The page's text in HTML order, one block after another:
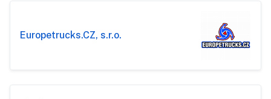
Europetrucks.CZ, s.r.o.